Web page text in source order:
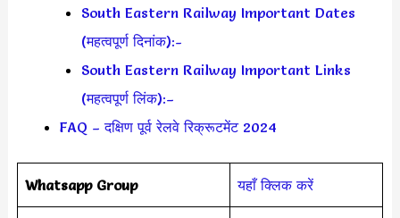
South Eastern Railway Important Dates
(महत्वपूर्ण दिनांक):-
South Eastern Railway Important Links
(महत्वपूर्ण लिंक):–
FAQ – दक्षिण पूर्व रेलवे रिक्रूटमेंट 2024
Whatsapp Group यहाँ क्लिक करें